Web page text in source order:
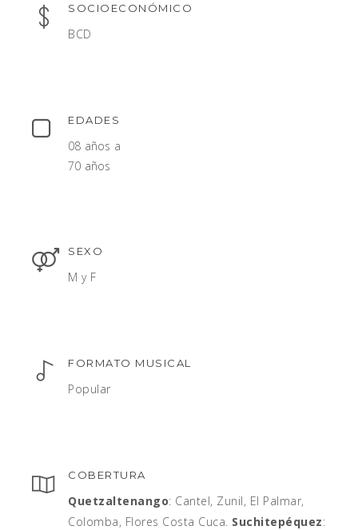
SOCIOECONÓMICO
BCD
EDADES
08 años a
70 años
SEXO
M y F
FORMATO MUSICAL
Popular
COBERTURA
Quetzaltenango: Cantel, Zunil, El Palmar,
Colomba, Flores Costa Cuca. Suchitepéquez: